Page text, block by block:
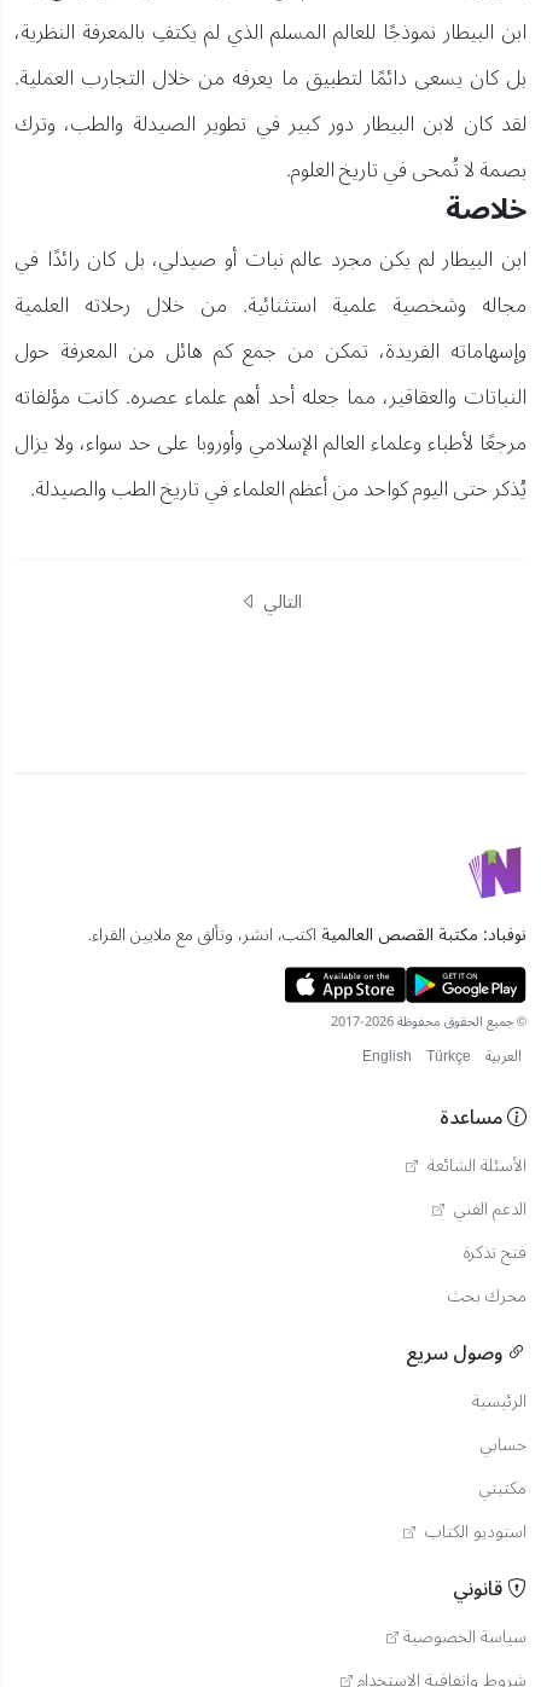
ابن البيطار نموذجًا للعالم المسلم الذي لم يكتفِ بالمعرفة النظرية،
بل كان يسعى دائمًا لتطبيق ما يعرفه من خلال التجارب العملية.
لقد كان لابن البيطار دور كبير في تطوير الصيدلة والطب، وترك
بصمة لا تُمحى في تاريخ العلوم.
خلاصة
ابن البيطار لم يكن مجرد عالم نبات أو صيدلي، بل كان رائدًا في
مجاله وشخصية علمية استثنائية. من خلال رحلاته العلمية
وإسهاماته الفريدة، تمكن من جمع كم هائل من المعرفة حول
النباتات والعقاقير، مما جعله أحد أهم علماء عصره. كانت مؤلفاته
مرجعًا لأطباء وعلماء العالم الإسلامي وأوروبا على حد سواء، ولا يزال
يُذكر حتى اليوم كواحد من أعظم العلماء في تاريخ الطب والصيدلة.
التالي
نوفباد: مكتبة القصص العالمية اكتب، انشر، وتألق مع ملايين القراء.
© جميع الحقوق محفوظة 2026-2017
العربية English Türkçe
مساعدة
الأسئلة الشائعة
الدعم الفني
فتح تذكرة
محرك بحث
وصول سريع
الرئيسية
حسابي
مكتبتي
استوديو الكتاب
قانوني
سياسة الخصوصية
شروط واتفاقية الاستخدام